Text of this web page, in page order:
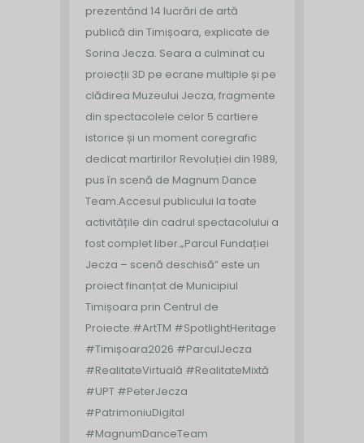
prezentând 14 lucrări de artă
publică din Timișoara, explicate de
Sorina Jecza. Seara a culminat cu
proiecții 3D pe ecrane multiple și pe
clădirea Muzeului Jecza, fragmente
din spectacolele celor 5 cartiere
istorice și un moment coregrafic
dedicat martirilor Revoluției din 1989,
pus în scenă de Magnum Dance
Team.Accesul publicului la toate
activitățile din cadrul spectacolului a
fost complet liber.„Parcul Fundației
Jecza – scenă deschisă” este un
proiect finanțat de Municipiul
Timișoara prin Centrul de
Proiecte.#ArtTM #SpotlightHeritage
#Timișoara2026 #ParculJecza
#RealitateVirtuală #RealitateMixtă
#UPT #PeterJecza
#PatrimoniuDigital
#MagnumDanceTeam